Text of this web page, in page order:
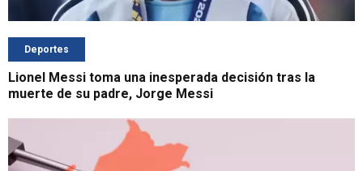
Deportes
Lionel Messi toma una inesperada decisión tras la
muerte de su padre, Jorge Messi